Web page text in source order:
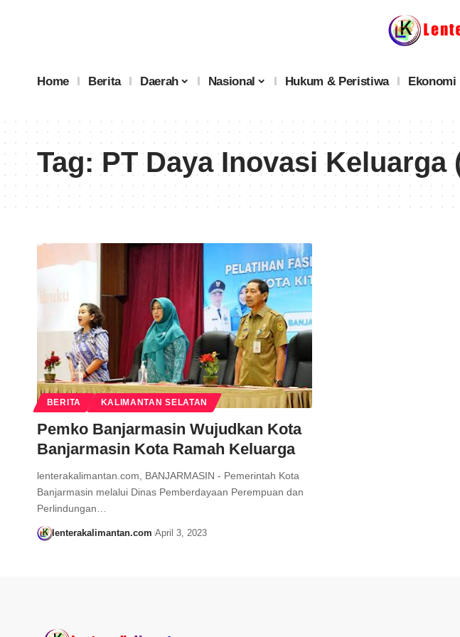
Home Berita Daerah Nasional Hukum & Peristiwa Ekonomi
Tag:PT Daya Inovasi Keluarga
BERITA KALIMANTAN SELATAN
Pemko Banjarmasin Wujudkan Kota
Banjarmasin Kota Ramah Keluarga
lenterakalimantan.com, BANJARMASIN - Pemerintah Kota
Banjarmasin melalui Dinas Pemberdayaan Perempuan dan
Perlindungan…
lenterakalimantan.com April 3, 2023